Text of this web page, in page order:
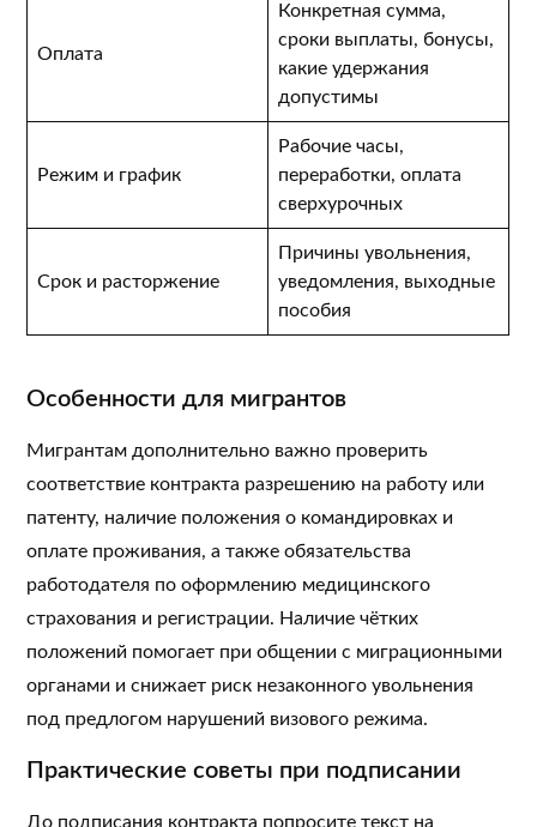
Оплата
Конкретная сумма,
сроки выплаты, бонусы,
какие удержания
допустимы
Режим и график
Рабочие часы,
переработки, оплата
сверхурочных
Срок и расторжение
Причины увольнения,
уведомления, выходные
пособия
Особенности для мигрантов
Мигрантам дополнительно важно проверить
соответствие контракта разрешению на работу или
патенту, наличие положения о командировках и
оплате проживания, а также обязательства
работодателя по оформлению медицинского
страхования и регистрации. Наличие чётких
положений помогает при общении с миграционными
органами и снижает риск незаконного увольнения
под предлогом нарушений визового режима.
Практические советы при подписании
До подписания контракта попросите текст на